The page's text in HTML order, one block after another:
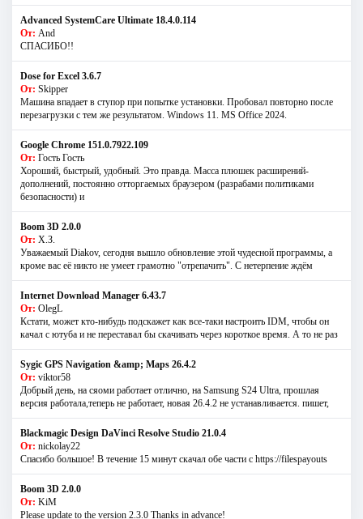
Advanced SystemCare Ultimate 18.4.0.114
От: And
СПАСИБО!!
Dose for Excel 3.6.7
От: Skipper
Машина впадает в ступор при попытке установки. Пробовал повторно после
перезагрузки с тем же результатом. Windows 11. MS Offiсe 2024.
Google Chrome 151.0.7922.109
От: Гость Гость
Хороший, быстрый, удобный. Это правда. Масса плюшек расширений-
дополнений, постоянно отторгаемых браузером (разрабами политиками
безопасности) и
Boom 3D 2.0.0
От: Х.З.
Уважаемый Diakov, сегодня вышло обновление этой чудесной программы, а
кроме вас её никто не умеет грамотно "отрепачить". С нетерпение ждём
Internet Download Manager 6.43.7
От: OlegL
Кстати, может кто-нибудь подскажет как все-таки настроить IDM, чтобы он
качал с ютуба и не переставал бы скачивать через короткое время. А то не раз
Sygic GPS Navigation &amp; Maps 26.4.2
От: viktor58
Добрый день, на сяоми работает отлично, на Samsung S24 Ultra, прошлая
версия работала,теперь не работает, новая 26.4.2 не устанавливается. пишет,
Blackmagic Design DaVinci Resolve Studio 21.0.4
От: nickolay22
Спасибо большое! В течение 15 минут скачал обе части с https://filespayouts
Boom 3D 2.0.0
От: KiM
Please update to the version 2.3.0 Thanks in advance!